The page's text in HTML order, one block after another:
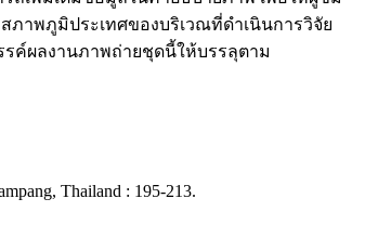
ภาพภูมิประเทศของบริเวณที่ดำเนินการวิจัย
ค์ผลงานภาพถ่ายชุดนี้ให้บรรลุตาม
Thailand : 195-213.